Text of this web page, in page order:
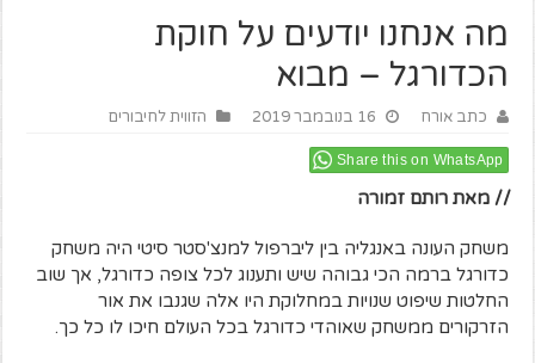
מה אנחנו יודעים על חוקת
הכדורגל – מבוא
כתב אורח 16 בנובמבר 2019 הזווית לחיבורים
Share this on WhatsApp
// מאת רותם זמורה
משחק העונה באנגליה בין ליברפול למנצ'סטר סיטי היה משחק
כדורגל ברמה הכי גבוהה שיש ותענוג לכל צופה כדורגל, אך שוב
החלטות שיפוט שנויות במחלוקת היו אלה שגנבו את אור
הזרקורים ממשחק שאוהדי כדורגל בכל העולם חיכו לו כל כך.